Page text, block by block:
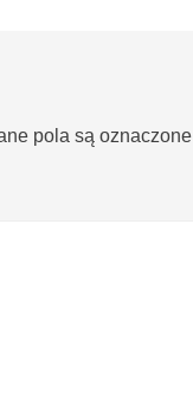
pola są oznaczone